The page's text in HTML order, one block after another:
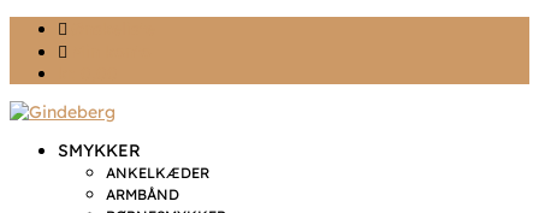
SMYKKER
ANKELKÆDER
ARMBÅND